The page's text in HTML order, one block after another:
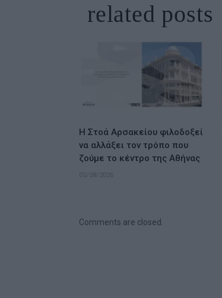
related posts
Η Στοά Αρσακείου φιλοδοξεί
να αλλάξει τον τρόπο που
ζούμε το κέντρο της Αθήνας
05/08/2026
Comments are closed.